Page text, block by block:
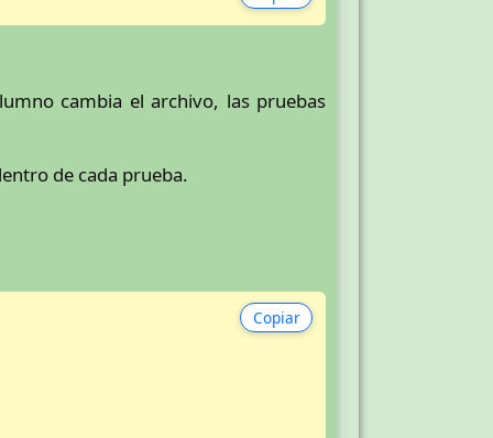
cambia el archivo, las pruebas
de cada prueba.
Copiar